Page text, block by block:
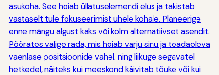
asukoha. See hoiab üllatuselemendi elus ja takistab
vastaselt tule fokuseerimist ühele kohale. Planeerige
enne mängu algust kaks või kolm alternatiivset asendit.
Pöörates valige rada, mis hoiab varju sinu ja teadaoleva
vaenlase positsioonide vahel, ning liikuge segavatel
hetkedel, näiteks kui meeskond käivitab tõuke või kui